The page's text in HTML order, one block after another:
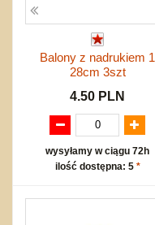
Balony z nadrukiem 1
28cm 3szt
4.50 PLN
wysyłamy w ciągu 72h
ilość dostępna: 5 *